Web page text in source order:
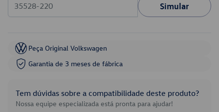
Simular
Peça Original Volkswagen
Garantia de 3 meses de fábrica
Tem dúvidas sobre a compatibilidade deste produto?
Nossa equipe especializada está pronta para ajudar!